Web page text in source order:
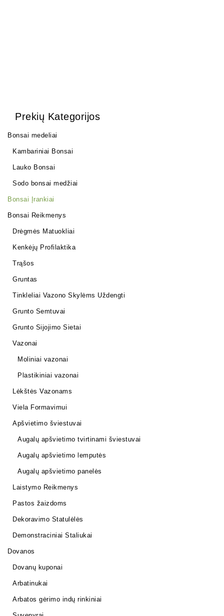
Prekių Kategorijos
Bonsai medeliai
Kambariniai Bonsai
Lauko Bonsai
Sodo bonsai medžiai
Bonsai Įrankiai
Bonsai Reikmenys
Drėgmės Matuokliai
Kenkėjų Profilaktika
Trąšos
Gruntas
Tinkleliai Vazono Skylėms Uždengti
Grunto Semtuvai
Grunto Sijojimo Sietai
Vazonai
Moliniai vazonai
Plastikiniai vazonai
Lėkštės Vazonams
Viela Formavimui
Apšvietimo šviestuvai
Augalų apšvietimo tvirtinami šviestuvai
Augalų apšvietimo lemputės
Augalų apšvietimo panelės
Laistymo Reikmenys
Pastos žaizdoms
Dekoravimo Statulėlės
Demonstraciniai Staliukai
Dovanos
Dovanų kuponai
Arbatinukai
Arbatos gėrimo indų rinkiniai